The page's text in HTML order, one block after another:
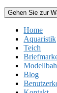
Gehen Sie zur
Home
Aquaristik
Teich
Blog